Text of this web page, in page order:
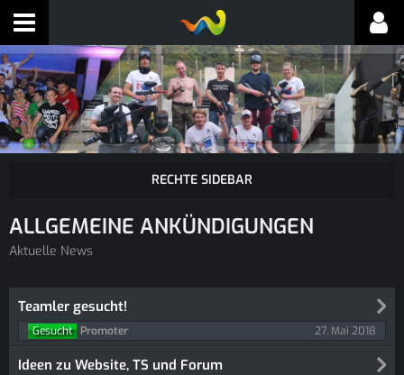
ALLGEMEINE ANKÜNDIGUNGEN
Aktuelle News
Teamler gesucht!
Gesucht Promoter 27. Mai 2018
Ideen zu Website, TS und Forum